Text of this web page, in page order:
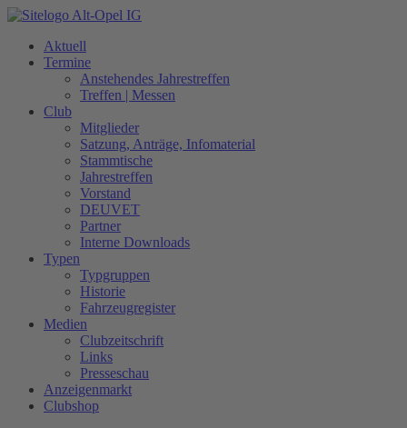
Zum
springenAktuell
Termine
Anstehendes Jahrestreffen
Treffen | Messen
Club
Mitglieder
Satzung, Anträge, Infomaterial
Stammtische
Jahrestreffen
Vorstand
DEUVET
Partner
Interne Downloads
Typen
Typgruppen
Historie
Fahrzeugregister
Medien
Clubzeitschrift
Links
Presseschau
Anzeigenmarkt
Clubshop